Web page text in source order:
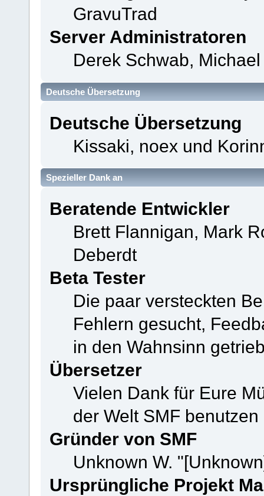
GravuTrad
Server Administratoren
Derek Schwab,
Deutsche Übersetzung
Deutsche Übersetzung
Kissaki, noex und
Spezieller Dank an
Beratende Entwickler
Brett Flannigan, Mark
Deberdt
Beta Tester
Die paar versteckten
Fehlern gesucht,
in den Wahnsinn
Übersetzer
Vielen Dank für Eure
der Welt SMF
Gründer von SMF
Unknown W.
Ursprüngliche Projekt